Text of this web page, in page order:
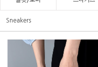
Sneakers